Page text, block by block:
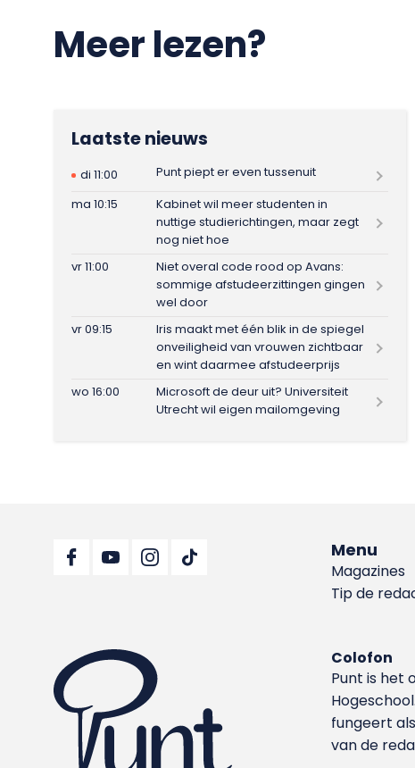
Meer lezen?
Laatste nieuws
di 11:00
Punt piept er even tussenuit
ma 10:15
Kabinet wil meer studenten in
nuttige studierichtingen, maar zegt
nog niet hoe
vr 11:00
Niet overal code rood op Avans:
sommige afstudeerzittingen gingen
wel door
vr 09:15
Iris maakt met één blik in de spiegel
onveiligheid van vrouwen zichtbaar
en wint daarmee afstudeerprijs
wo 16:00
Microsoft de deur uit? Universiteit
Utrecht wil eigen mailomgeving
Menu
Magazines
Tip de
Colofon
Punt is het
fungeert
van de